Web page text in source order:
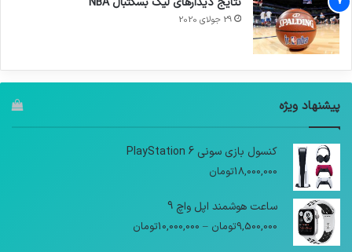
29 جولای 2020
پیشنهاد ویژه
کنسول بازی سونی PlayStation 6
18,000,000تومان
ساعت هوشمند اپل واچ 9
9,500,000تومان –
10,000,000تومان